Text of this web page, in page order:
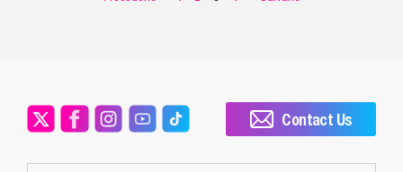
Contact Us